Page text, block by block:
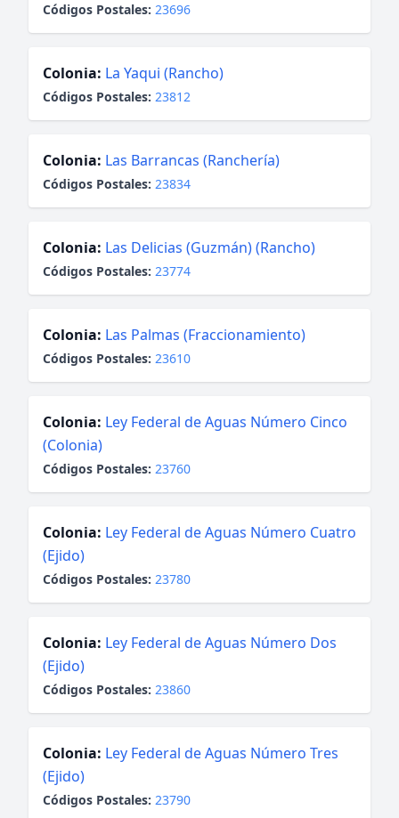
Códigos Postales: 23696
Colonia: La Yaqui (Rancho)
Códigos Postales: 23812
Colonia: Las Barrancas (Ranchería)
Códigos Postales: 23834
Colonia: Las Delicias (Guzmán) (Rancho)
Códigos Postales: 23774
Colonia: Las Palmas (Fraccionamiento)
Códigos Postales: 23610
Colonia: Ley Federal de Aguas Número Cinco
(Colonia)
Códigos Postales: 23760
Colonia: Ley Federal de Aguas Número Cuatro
(Ejido)
Códigos Postales: 23780
Colonia: Ley Federal de Aguas Número Dos
(Ejido)
Códigos Postales: 23860
Colonia: Ley Federal de Aguas Número Tres
(Ejido)
Códigos Postales: 23790